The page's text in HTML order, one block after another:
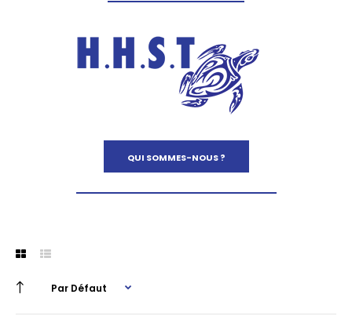
QUI SOMMES-NOUS ?